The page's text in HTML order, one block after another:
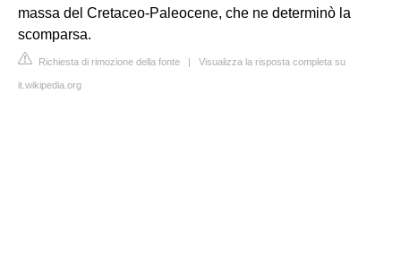
massa del Cretaceo-Paleocene, che ne determinò la
scomparsa.
Richiesta di rimozione della fonte | Visualizza la risposta completa su
it.wikipedia.org